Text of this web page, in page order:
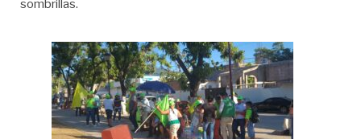
sombrillas.